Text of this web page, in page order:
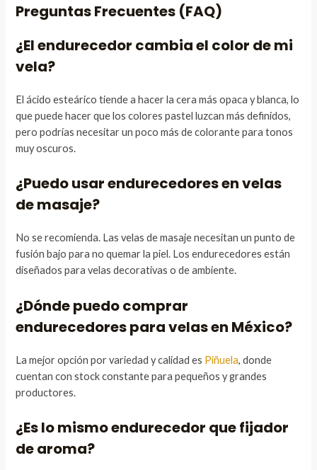
Preguntas Frecuentes (FAQ)
¿El endurecedor cambia el color de mi
vela?
El ácido esteárico tiende a hacer la cera más opaca y blanca, lo
que puede hacer que los colores pastel luzcan más definidos,
pero podrías necesitar un poco más de colorante para tonos
muy oscuros.
¿Puedo usar endurecedores en velas
de masaje?
No se recomienda. Las velas de masaje necesitan un punto de
fusión bajo para no quemar la piel. Los endurecedores están
diseñados para velas decorativas o de ambiente.
¿Dónde puedo comprar
endurecedores para velas en México?
La mejor opción por variedad y calidad es Piñuela, donde
cuentan con stock constante para pequeños y grandes
productores.
¿Es lo mismo endurecedor que fijador
de aroma?